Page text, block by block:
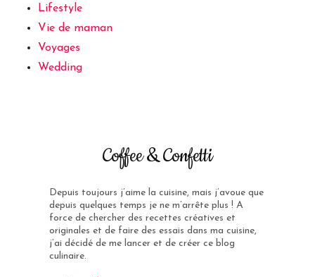
Lifestyle
Vie de maman
Voyages
Wedding
Coffee & Confetti
Depuis toujours j’aime la cuisine, mais j’avoue que
depuis quelques temps je ne m’arrête plus ! A
force de chercher des recettes créatives et
originales et de faire des essais dans ma cuisine,
j’ai décidé de me lancer et de créer ce blog
culinaire.